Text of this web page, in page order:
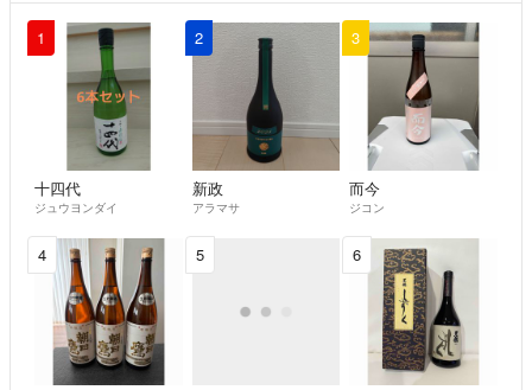
1
十四代
ジュウヨンダイ
2
新政
アラマサ
3
而今
ジコン
4 5 6